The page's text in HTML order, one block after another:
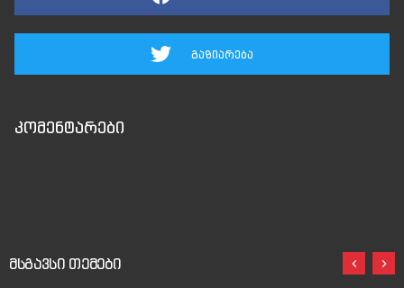
გაზიარება
კომენტარები
მსგავსი თემები